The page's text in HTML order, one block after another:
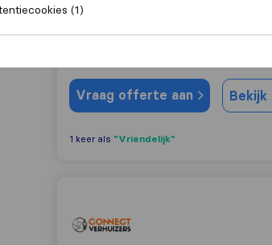
10,0
Verhuisbedrijf Vandaag
Vraag offerte aan Bekijk
1 keer als "Vriendelijk"
(1)